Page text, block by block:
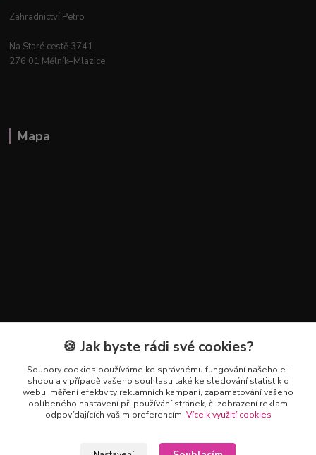
Zahradnictví Petro
Na Staré cestě 3741
276 01 Mělník–Mlazice
Mapa
Kontakty
+420 602 223 614
info@zahradnictvipetro.cz
🍪 Jak byste rádi své cookies?
Soubory cookies používáme ke správnému fungování našeho e-
shopu a v případě vašeho souhlasu také ke sledování statistik o
webu, měření efektivity reklamních kampaní, zapamatování vašeho
oblíbeného nastavení při používání stránek, či zobrazení reklam
odpovídajících vašim preferencím. Více k využití cookies